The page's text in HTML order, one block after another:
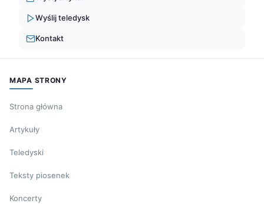
Wyślij teledysk
Kontakt
MAPA STRONY
Strona główna
Artykuły
Teledyski
Teksty piosenek
Koncerty